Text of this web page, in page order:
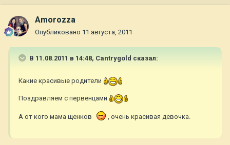
Amorozza
Опубликовано 11 августа, 2011
В 11.08.2011 в 14:48, Cantrygold сказал:
Какие красивые родители
Поздравляем с первенцами
А от кого мама щенков , очень красивая девочка.